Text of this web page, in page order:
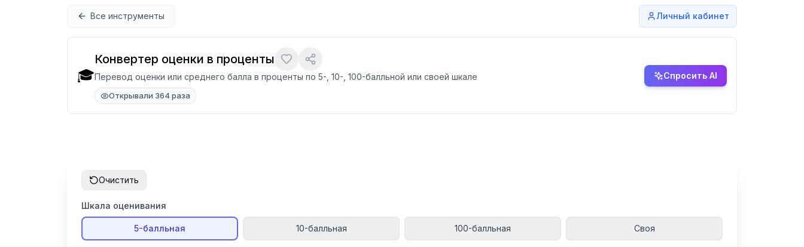
Все инструменты Личный кабинет
🎓
Конвертер оценки в проценты
Перевод оценки или среднего балла в проценты по 5-, 10-, 100-балльной или своей шкале
Открывали 364 раза
Спросить AI
Очистить
Шкала оценивания
5-балльная 10-балльная 100-балльная Своя